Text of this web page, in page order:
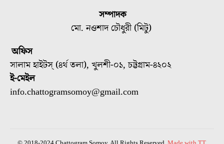
সম্পাদক
মো. নওশাদ চৌধুরী (মিটু)
অফিস
সালাম হাইটস্ (৪র্থ তলা), খুলশী-০১, চট্টগ্রাম-৪২০২
ই-মেইল
info.chattogramsomoy@gmail.com